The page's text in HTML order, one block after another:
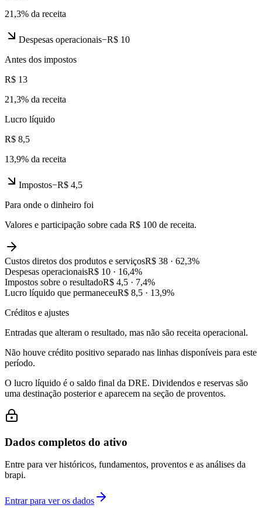
21,3% da receita
Despesas operacionais−R$ 10
Antes dos impostos
R$ 13
21,3% da receita
Lucro líquido
R$ 8,5
13,9% da receita
Impostos−R$ 4,5
Para onde o dinheiro foi
Valores e participação sobre cada R$ 100 de receita.
Custos diretos dos produtos e serviçosR$ 38 · 62,3%
Despesas operacionaisR$ 10 · 16,4%
Impostos sobre o resultadoR$ 4,5 · 7,4%
Lucro líquido que permaneceuR$ 8,5 · 13,9%
Créditos e ajustes
Entradas que alteram o resultado, mas não são receita operacional.
Não houve crédito positivo separado nas linhas disponíveis para este
período.
O lucro líquido é o saldo final da DRE. Dividendos e reservas são
uma destinação posterior e aparecem na seção de proventos.
Dados completos do ativo
Entre para ver históricos, fundamentos, proventos e as análises da
brapi.
Entrar para ver os dados